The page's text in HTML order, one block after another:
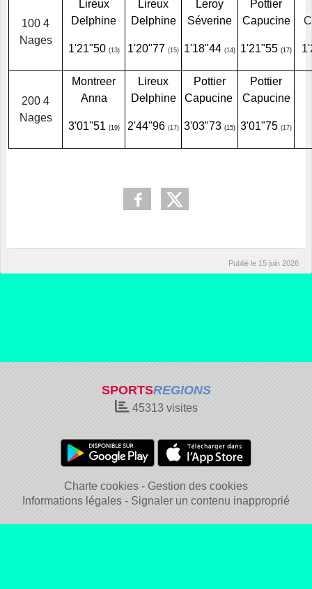
100 4
Nages
Lireux
Delphine
1'21"50 (13)
Lireux
Delphine
1'20"77 (15)
Leroy
Séverine
1'18"44 (14)
Pottier
Capucine
1'21"55 (17)
200 4
Nages
Montreer
Anna
3'01''51 (19)
Lireux
Delphine
2'44"96 (17)
Pottier
Capucine
3'03"73 (15)
Pottier
Capucine
3'01"75 (17)
Publié le 15 juin 2026
SPORTSREGIONS
45313visites
Charte cookies
Gestion des cookies
Informations légales
Signaler un contenu inapproprié